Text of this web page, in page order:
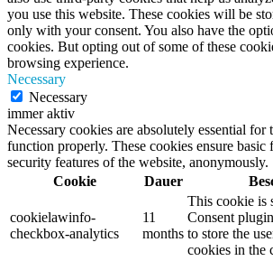
you use this website. These cookies will be
only with your consent. You also have the
cookies. But opting out of some of these
browsing experience.
Necessary
Necessary
immer aktiv
Necessary cookies are absolutely essential for
function properly. These cookies ensure basic
security features of the website, anonymously.
Cookie
Dauer
cookielawinfo-
checkbox-analytics
11
months
This cookie is
Consent
to store the
cookies in the